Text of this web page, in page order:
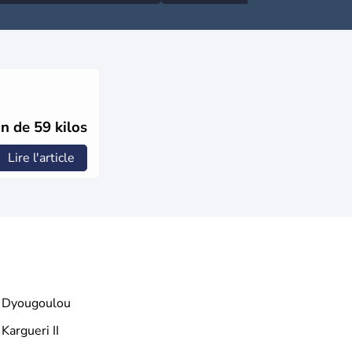
de 59 kilos
Lire l'article
Dyougoulou
Kargueri II